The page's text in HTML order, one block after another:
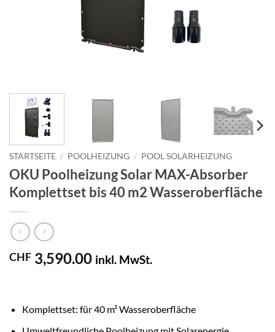
STARTSEITE / POOLHEIZUNG / POOL SOLARHEIZUNG
OKU Poolheizung Solar MAX-Absorber
Komplettset bis 40 m2 Wasseroberfläche
CHF 3,590.00 inkl. MwSt.
Komplettset: für 40 m² Wasseroberfläche